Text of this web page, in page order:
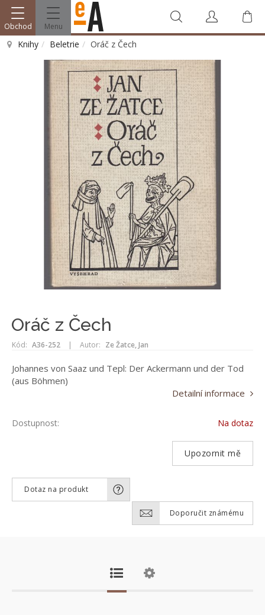
Obchod Menu
Knihy Beletrie Oráč z Čech
Oráč z Čech
Kód: A36-252 | Autor: Ze Žatce, Jan
Johannes von Saaz und Tepl: Der Ackermann und der Tod
(aus Böhmen)
Detailní informace
Dostupnost: Na dotaz
Upozornit mě
Dotaz na produkt
Doporučit známému